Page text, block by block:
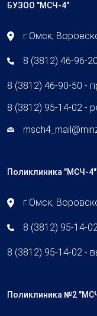
БУЗОО "МСЧ-4"
г.Омск,
8 (3812) 46-96-
8 (3812) 46-90-50 -
8 (3812) 95-14-02 -
Поликлиника "МСЧ-4"
г.Омск,
8 (3812) 95-14-
8 (3812) 95-14-02 -
Поликлиника №2